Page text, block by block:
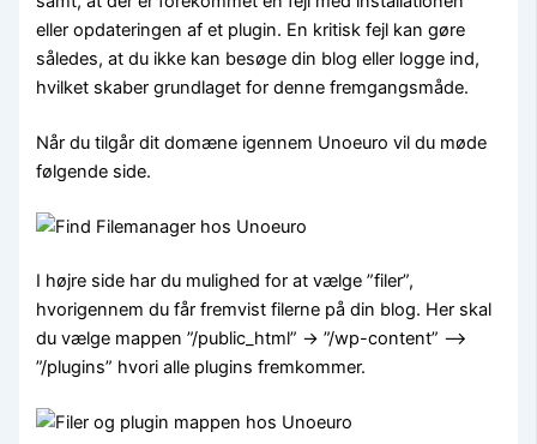
eller opdateringen af et plugin. En kritisk fejl kan gøre
således, at du ikke kan besøge din blog eller logge ind,
hvilket skaber grundlaget for denne fremgangsmåde.
Når du tilgår dit domæne igennem Unoeuro vil du møde
følgende side.
I højre side har du mulighed for at vælge ”filer”,
hvorigennem du får fremvist filerne på din blog. Her skal
du vælge mappen ”/public_html” -> ”/wp-content” –>
”/plugins” hvori alle plugins fremkommer.